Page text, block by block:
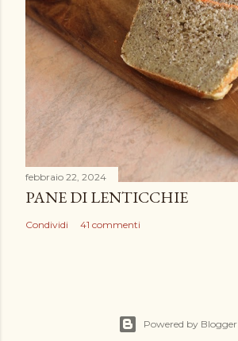
febbraio 22, 2024
PANE DI LENTICCHIE
Condividi 41 commenti
Powered by Blogger